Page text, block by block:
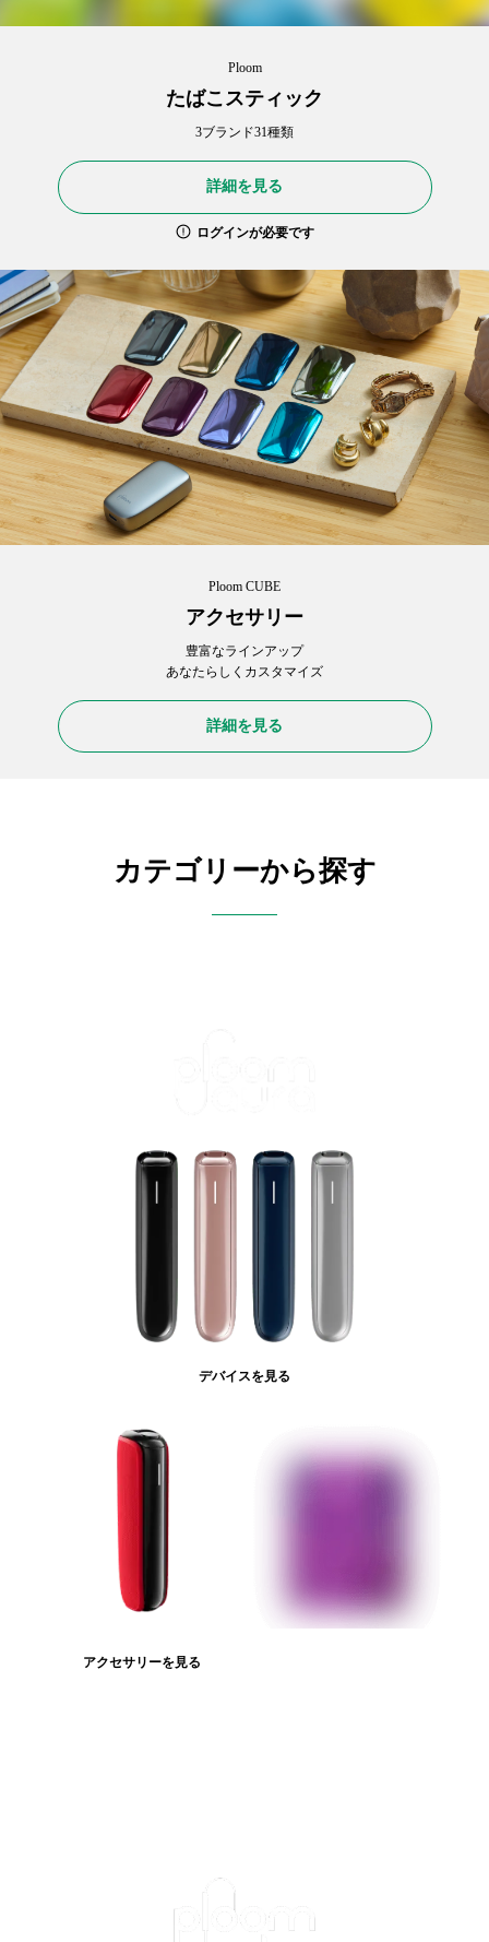
Ploom
たばこスティック
3ブランド31種類
詳細を見る
ログインが必要です
Ploom CUBE
アクセサリー
豊富なラインアップ
あなたらしくカスタマイズ
詳細を見る
カテゴリーから探す
デバイスを見る
アクセサリーを見る